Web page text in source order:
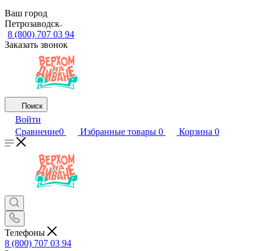
Ваш город
Петрозаводск
8 (800) 707 03 94
Заказать звонок
Поиск
Войти
Сравнение0 Избранные товары 0 Корзина 0
Телефоны
8 (800) 707 03 94